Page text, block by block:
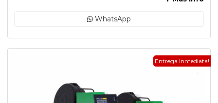
WhatsApp
Entrega Inmediata!